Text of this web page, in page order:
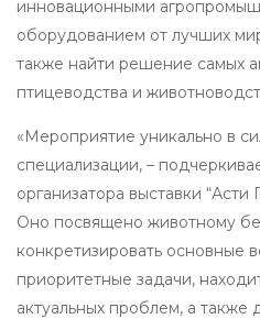
инновационными
оборудованием от лучших
также найти решение самых
птицеводства и
«Мероприятие уникально в
специализации, –
организатора выставки
Оно посвящено животному
конкретизировать основные
приоритетные задачи,
актуальных проблем, а также